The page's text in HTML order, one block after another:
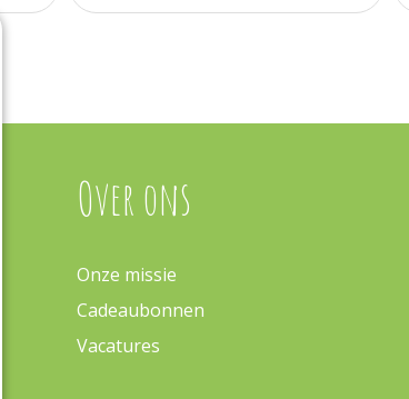
Over ons
Onze missie
Cadeaubonnen
Vacatures